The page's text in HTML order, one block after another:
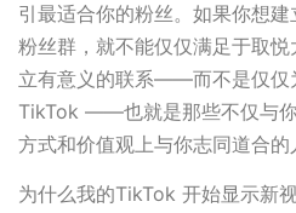
引最适合你的粉丝。如果你想
粉丝群，就不能仅仅满足于取
立有意义的联系——而不是仅仅
TikTok ——也就是那些不仅与
方式和价值观上与你志同道合的
为什么我的TikTok 开始显示新